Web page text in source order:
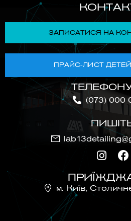
ЗАПИСАТИСЯ НА
ПРАЙС-ЛИСТ
(073) 000
м. Київ,